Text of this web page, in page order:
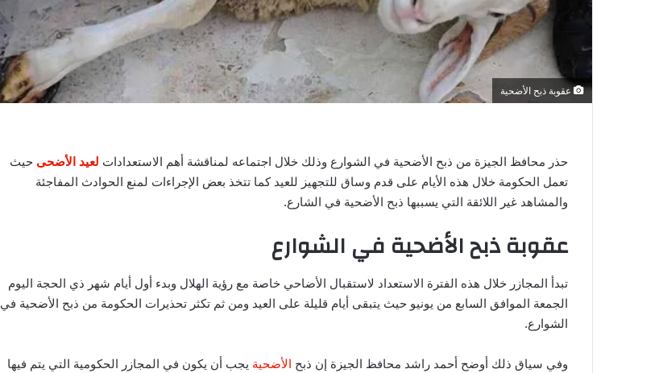
عقوبة ذبح الأضحية
حذر محافظ الجيزة من ذبح الأضحية في الشوارع وذلك خلال اجتماعه لمناقشة أهم الاستعدادات لعيد الأضحى حيث
تعمل الحكومة خلال هذه الأيام على قدم وساق للتجهيز للعيد كما تتخذ بعض الإجراءات لمنع الحوادث المفاجئة
والمشاهد غير اللائقة التي يسببها ذبح الأضحية في الشارع.
عقوبة ذبح الأضحية في الشوارع
تبدأ المجازر خلال هذه الفترة الاستعداد لاستقبال الأضاحي خاصة مع رؤية الهلال وبدء أول أيام شهر ذي الحجة اليوم
الجمعة الموافق السابع من يونيو حيث يتبقى أيام قليلة على العيد ومن ثم تكثر تحذيرات الحكومة من ذبح الأضحية في
الشوارع.
وفي سياق ذلك أوضح أحمد راشد محافظ الجيزة إن ذبح الأضحية يجب أن يكون في المجازر الحكومية التي يتم فيها